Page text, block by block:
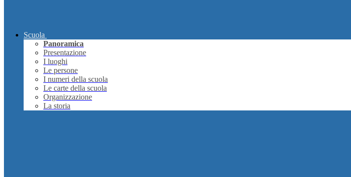
Scuola
Panoramica
Presentazione
I luoghi
Le persone
I numeri della scuola
Le carte della scuola
Organizzazione
La storia